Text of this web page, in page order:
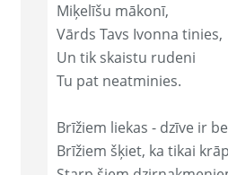
Miķelīšu mākonī,
Vārds Tavs Ivonna tinies,
Un tik skaistu rudeni
Tu pat neatminies.
Brīžiem liekas - dzīve ir
Brīžiem šķiet, ka tikai